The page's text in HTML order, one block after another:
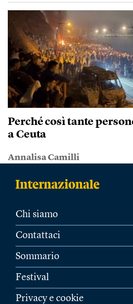
Perché così tante
a Ceuta
Annalisa Camilli
Chi siamo
Contattaci
Sommario
Festival
Privacy e cookie